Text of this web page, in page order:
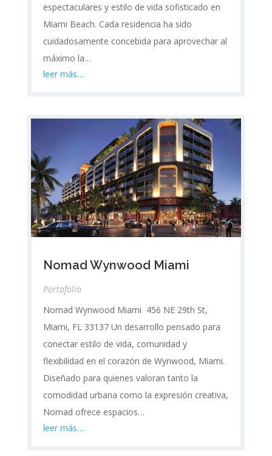
espectaculares y estilo de vida sofisticado en
Miami Beach. Cada residencia ha sido
cuidadosamente concebida para aprovechar al
máximo la…
leer más…
Nomad Wynwood Miami
Portafolio
Nomad Wynwood Miami 456 NE 29th St,
Miami, FL 33137 Un desarrollo pensado para
conectar estilo de vida, comunidad y
flexibilidad en el corazón de Wynwood, Miami.
Diseñado para quienes valoran tanto la
comodidad urbana como la expresión creativa,
Nomad ofrece espacios…
leer más…